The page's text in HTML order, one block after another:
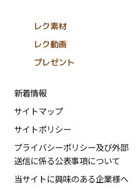
レク素材
レク動画
プレゼント
新着情報
サイトマップ
サイトポリシー
プライバシーポリシー及び外部
送信に係る公表事項について
当サイトに興味のある企業様へ